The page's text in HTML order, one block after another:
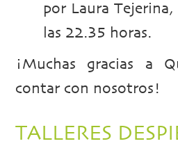
por Laura
las 22.35 horas.
¡Muchas gracias a
contar con nosotros!
TALLERES